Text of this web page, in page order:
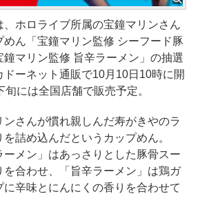
ホロライブ所属の宝鐘マリンさん
めん「宝鐘マリン監修 シーフード豚
マリン監修 旨辛ラーメン」の抽選
ドーネット通販で10月10日10時に開
には全国店舗で販売予定。
さんが慣れ親しんだ寿がきやのラ
詰め込んだというカップめん。
ーメン」はあっさりとした豚骨スー
を合わせ、「旨辛ラーメン」は鶏ガ
辛味とにんにくの香りを合わせて